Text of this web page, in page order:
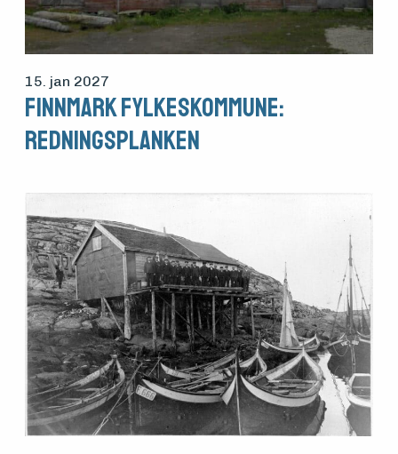
15. jan 2027
Finnmark fylkeskommune:
Redningsplanken